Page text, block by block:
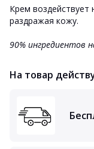
Крем
раздражая кожу.
90% ингредиентов
На товар